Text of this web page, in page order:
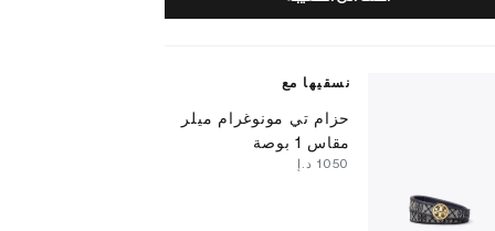
نسقيها مع
حزام تي مونوغرام ميلر
مقاس 1 بوصة